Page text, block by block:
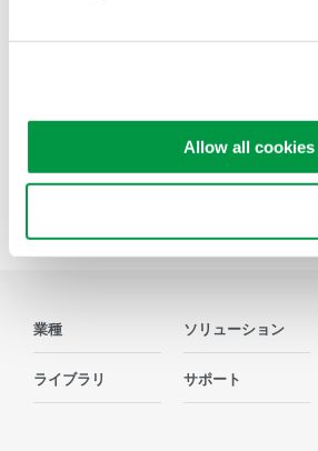
Allow all cookies
Precision Making
業種 ソリューション
ライブラリ サポート